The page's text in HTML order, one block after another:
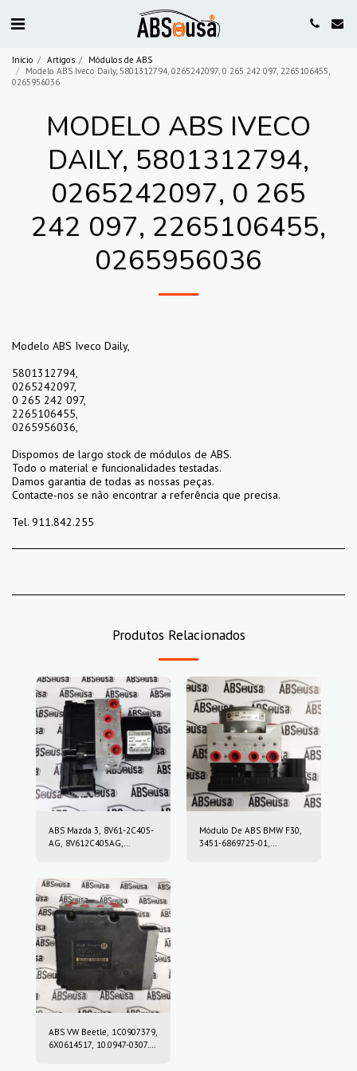
Início Artigos
Módulos de ABS
Modelo ABS Iveco Daily, 5801312794, 0265242097, 0 265 242 097, 2265106455,
0265956036
MODELO ABS IVECO
DAILY, 5801312794,
0265242097, 0 265
242 097, 2265106455,
0265956036
Modelo ABS Iveco Daily,
5801312794,
0265242097,
0 265 242 097,
2265106455,
0265956036,
Dispomos de largo stock de módulos de ABS.
Todo o material e funcionalidades testadas.
Damos garantia de todas as nossas peças.
Contacte-nos se não encontrar a referência que precisa.
Tel. 911.842.255
Produtos Relacionados
ABS Mazda 3, 8V61-2C405-
AG, 8V612C405AG,
10096101153
Módulo De ABS BMW F30,
3451-6869725-01,
ABS VW Beetle, 1C0907379,
6X0614517, 10.0947-0307.3,